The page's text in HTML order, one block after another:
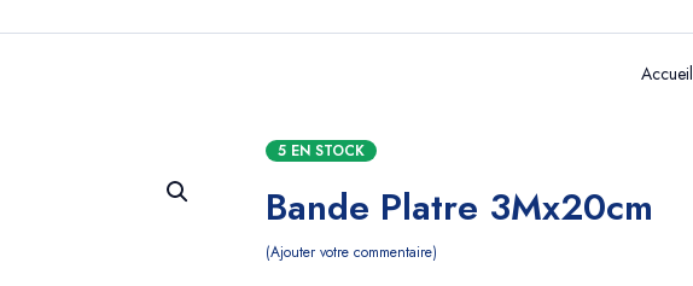
Accueil
5 EN STOCK
Bande Platre 3Mx20cm
Ajouter votre commentaire